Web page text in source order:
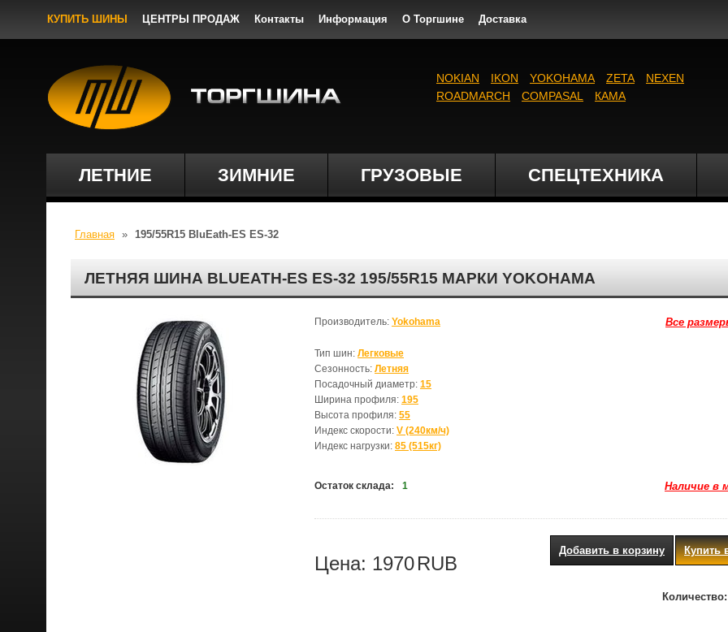
КУПИТЬ ШИНЫ ЦЕНТРЫ ПРОДАЖ Контакты Информация О Торгшине Доставка
ЛЕТНИЕ ЗИМНИЕ ГРУЗОВЫЕ СПЕЦТЕХНИКА
NOKIAN IKON YOKOHAMA ZETA
NEXEN
ROADMARCH
COMPASAL КАМА
Главная » 195/55R15 BluEath-ES ЕS-32
ЛЕТНЯЯ ШИНА BLUEATH-ES ЕS-32 195/55R15 МАРКИ YOKOHAMA
Все
Производитель: Yokohama
Тип шин: Легковые
Сезонность: Летняя
Посадочный диаметр: 15
Ширина профиля: 195
Высота профиля: 55
Индекс скорости: V (240км/ч)
Индекс нагрузки: 85 (515кг)
Остаток склада: 1 Наличие в
Цена: 1970RUB
Купить
Добавить в корзину
Количество: